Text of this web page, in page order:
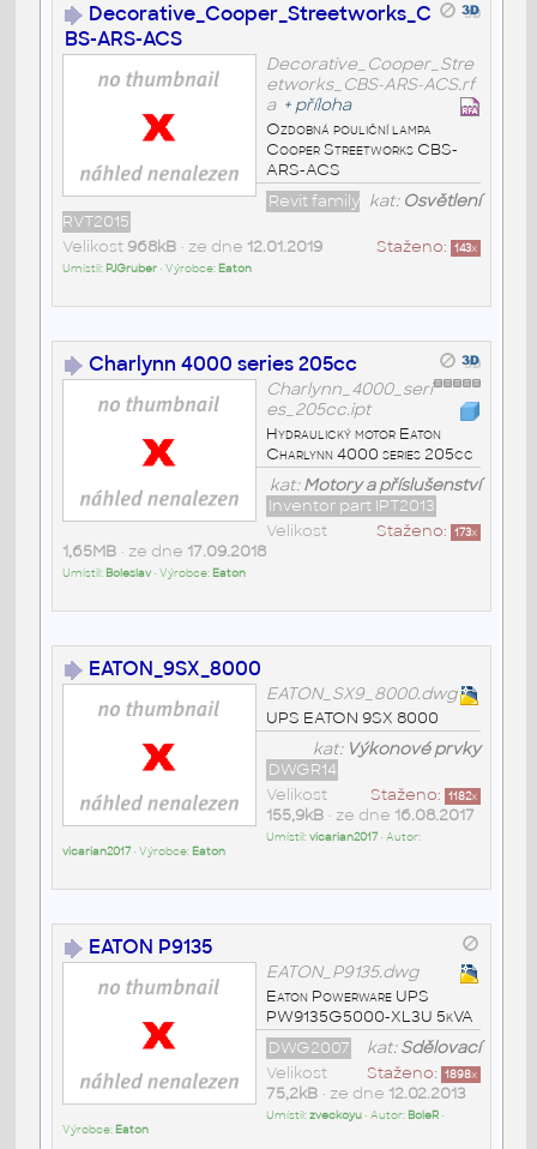
Decorative_Cooper_Streetworks_C
BS-ARS-ACS
Decorative_Cooper_Stre
etworks_CBS-ARS-ACS.rf
a + příloha
Ozdobná pouliční lampa
Cooper Streetworks CBS-
ARS-ACS
kat: Osvětlení
Revit family
RVT2015
Staženo: 143x
Velikost 968kB• ze dne 12.01.2019
Umístil: PJGruber• Výrobce: Eaton
Charlynn 4000 series 205cc
Charlynn_4000_seri
es_205cc.ipt
Hydraulický motor Eaton
Charlynn 4000 series 205cc
kat:Motory a příslušenství
Inventor part IPT2013
Staženo: 173x
Velikost
1,65MB• ze dne 17.09.2018
Umístil: Boleslav• Výrobce: Eaton
EATON_9SX_8000
EATON_SX9_8000.dwg
UPS EATON 9SX 8000
kat: Výkonové prvky
DWGR14
Staženo: 1182x
Velikost
155,9kB• ze dne 16.08.2017
Umístil:vicarian2017• Autor:
vicarian2017• Výrobce: Eaton
EATON P9135
EATON_P9135.dwg
Eaton Powerware UPS
PW9135G5000-XL3U 5kVA
kat:Sdělovací
DWG2007
Staženo: 1898x
Velikost
75,2kB• ze dne 12.02.2013
Umístil:zveckoyu• Autor: BoleR•
Výrobce: Eaton